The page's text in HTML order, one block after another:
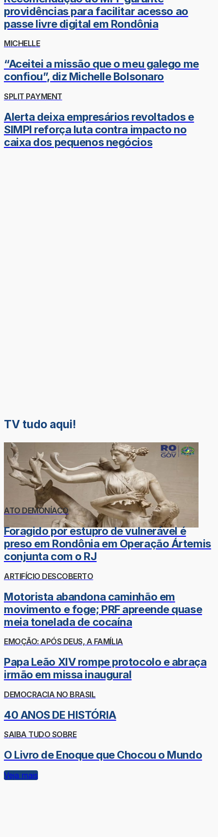
providências para facilitar acesso ao
passe livre digital em Rondônia
MICHELLE
“Aceitei a missão que o meu galego me
confiou”, diz Michelle Bolsonaro
SPLIT PAYMENT
Alerta deixa empresários revoltados e
SIMPI reforça luta contra impacto no
caixa dos pequenos negócios
TV tudo aqui!
ATO DEMONÍACO
Foragido por estupro de vulnerável é
preso em Rondônia em Operação Ártemis
conjunta com o RJ
ARTIFÍCIO DESCOBERTO
Motorista abandona caminhão em
movimento e foge; PRF apreende quase
meia tonelada de cocaína
EMOÇÃO: APÓS DEUS, A FAMÍLIA
Papa Leão XIV rompe protocolo e abraça
irmão em missa inaugural
DEMOCRACIA NO BRASIL
40 ANOS DE HISTÓRIA
SAIBA TUDO SOBRE
O Livro de Enoque que Chocou o Mundo
Veja mais